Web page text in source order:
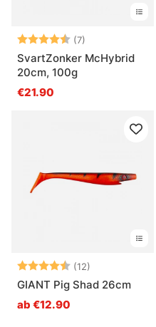
Bewertung:(7)
4.9 von 5
SvartZonker McHybrid
20cm, 100g
€21.90
Bewertung:(12)
4.8 von 5
GIANT Pig Shad 26cm
ab €12.90